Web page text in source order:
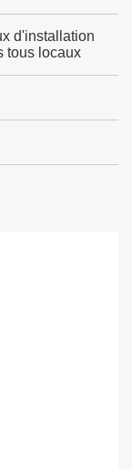
d'installation
tous locaux